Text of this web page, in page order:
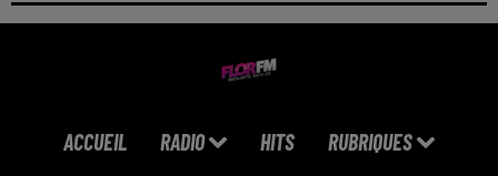
ACCUEIL RADIO HITS RUBRIQUES